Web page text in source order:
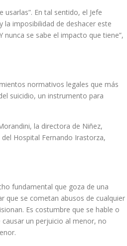
En tal sentido, el Jefe
la imposibilidad de deshacer este
se sabe el impacto que tiene”,
normativos legales que más
suicidio, un instrumento para
la directora de Niñez,
Hospital Fernando Irastorza,
fundamental que goza de una
que se cometan abusos de cualquier
Es costumbre que se hable o
un perjuicio al menor, no